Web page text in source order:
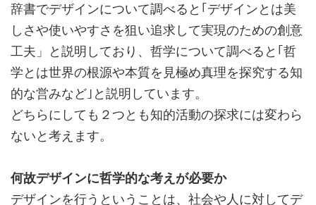
辞書でデザインについて調べると｢デザインとは美
しさや使いやすさを狙い追求して実現のための創意
工夫」と説明しており、哲学について調べると｢哲
学とは世界の根源や本質を見極め真理を探究する知
的な営みなど｣と説明しています。
どちらにしても２つとも知的活動の探求には変わら
ないと考えます。
何故デザインに哲学的な考えが必要か
デザインを行うということは、社会や人に対してデ